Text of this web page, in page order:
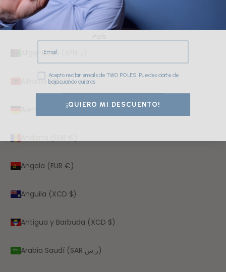
España (EUR €)
Albania (ALL L)
Alemania (EUR €)
Angola (EUR €)
Anguila (XCD $)
Antigua y Barbuda (XCD $)
Arabia Saudí (SAR ر.س)
Email
Consentimiento
Acepto recibir emails de TWO POLES. Puedes darte de
baja cuando quieras.
¡QUIERO MI DESCUENTO!